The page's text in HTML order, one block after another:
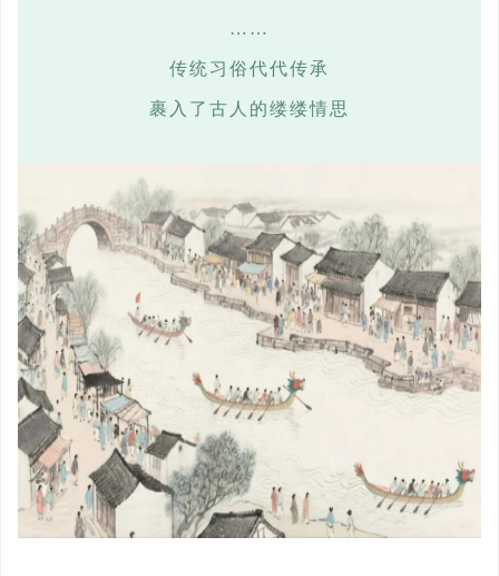
……
传统习俗代代传承
裹入了古人的缕缕情思